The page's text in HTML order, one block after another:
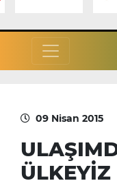
09 Nisan 2015
ÜLKEYİZ